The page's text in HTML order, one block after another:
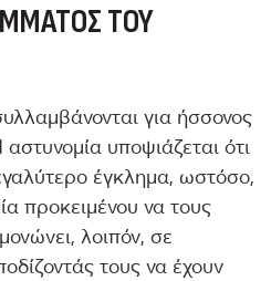
ΤΟΥ
για ήσσονος
υποψιάζεται ότι
έγκλημα, ωστόσο,
προκειμένου να τους
λοιπόν, σε
τους να έχουν